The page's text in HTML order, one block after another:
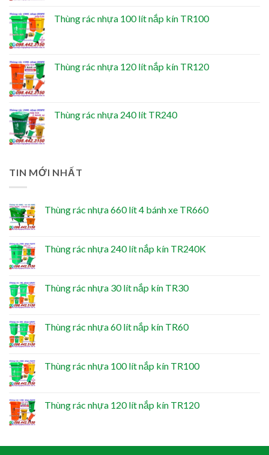
Thùng rác nhựa 100 lít nắp kín TR100
Thùng rác nhựa 120 lít nắp kín TR120
Thùng rác nhựa 240 lít TR240
TIN MỚI NHẤT
Thùng rác nhựa 660 lít 4 bánh xe TR660
Thùng rác nhựa 240 lít nắp kín TR240K
Thùng rác nhựa 30 lít nắp kín TR30
Thùng rác nhựa 60 lít nắp kín TR60
Thùng rác nhựa 100 lít nắp kín TR100
Thùng rác nhựa 120 lít nắp kín TR120